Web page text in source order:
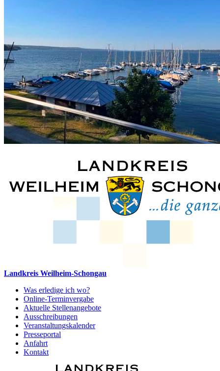
Landkreis Weilheim-Schongau
Was erledige ich wo?
Online-Terminvergabe
Aktuelle Stellenangebote
Ausschreibungen
Veranstaltungskalender
Presseportal
Anfahrt
Kontakt